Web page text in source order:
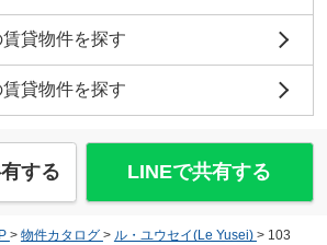
貸物件を探す
貸物件を探す
する LINEで共有する
> 物件カタログ > ル・ユウセイ(Le Yusei) > 103